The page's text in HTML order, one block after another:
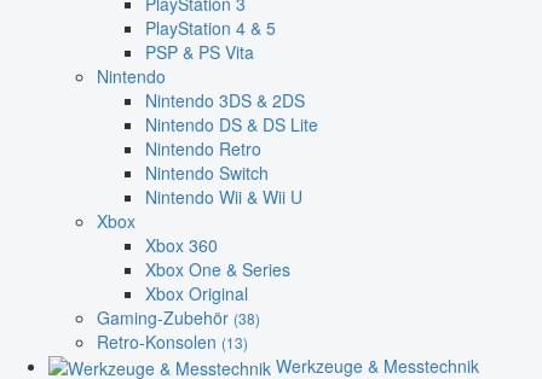
PlayStation 4 & 5
PSP & PS Vita
Nintendo
Nintendo 3DS & 2DS
Nintendo DS & DS Lite
Nintendo Retro
Nintendo Switch
Nintendo Wii & Wii U
Xbox
Xbox 360
Xbox One & Series
Xbox Original
Gaming-Zubehör (38)
Retro-Konsolen (13)
Werkzeuge & Messtechnik